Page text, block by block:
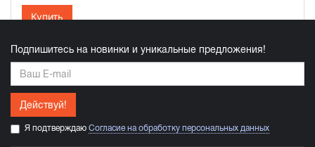
Купить
Подпишитесь на новинки и уникальные предложения!
Действуй!
Я подтверждаю Согласие на обработку персональных данных